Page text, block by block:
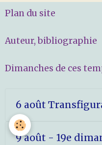
Plan du site
Auteur, bibliographie
Dimanches de ces
6 août
9 août - 19e